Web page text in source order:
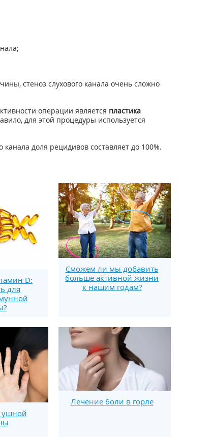
стеноз слухового канала очень сложно
операции является пластика
для этой процедуры используется
доля рецидивов составляет до 100%.
D:
для
Сможем ли мы добавить
больше активной жизни
к нашим годам?
ушной
Лечение боли в горле